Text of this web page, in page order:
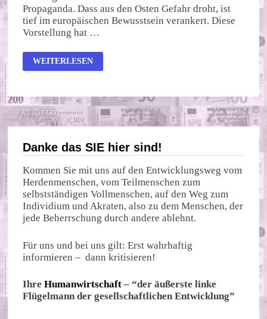
Propaganda. Dass aus den Osten Gefahr droht, ist
tief im europäischen Bewusstsein verankert. Diese
Vorstellung hat …
BEDROHUNG
AUS
WEITERLESEN
Danke das SIE hier sind!
Kommen Sie mit uns auf den Entwicklungsweg vom
Herdenmenschen, vom Teilmenschen zum
selbstständigen Vollmenschen, auf den Weg zum
Individium und Akraten, also zu dem Menschen, der
jede Beherrschung durch andere ablehnt.
Für uns und bei uns gilt: Erst wahrhaftig
informieren – dann kritisieren!
IhreHumanwirtschaft – “der äußerste linke
Flügelmann der gesellschaftlichen Entwicklung”